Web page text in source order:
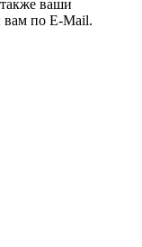
ваши
вам по E-Mail.